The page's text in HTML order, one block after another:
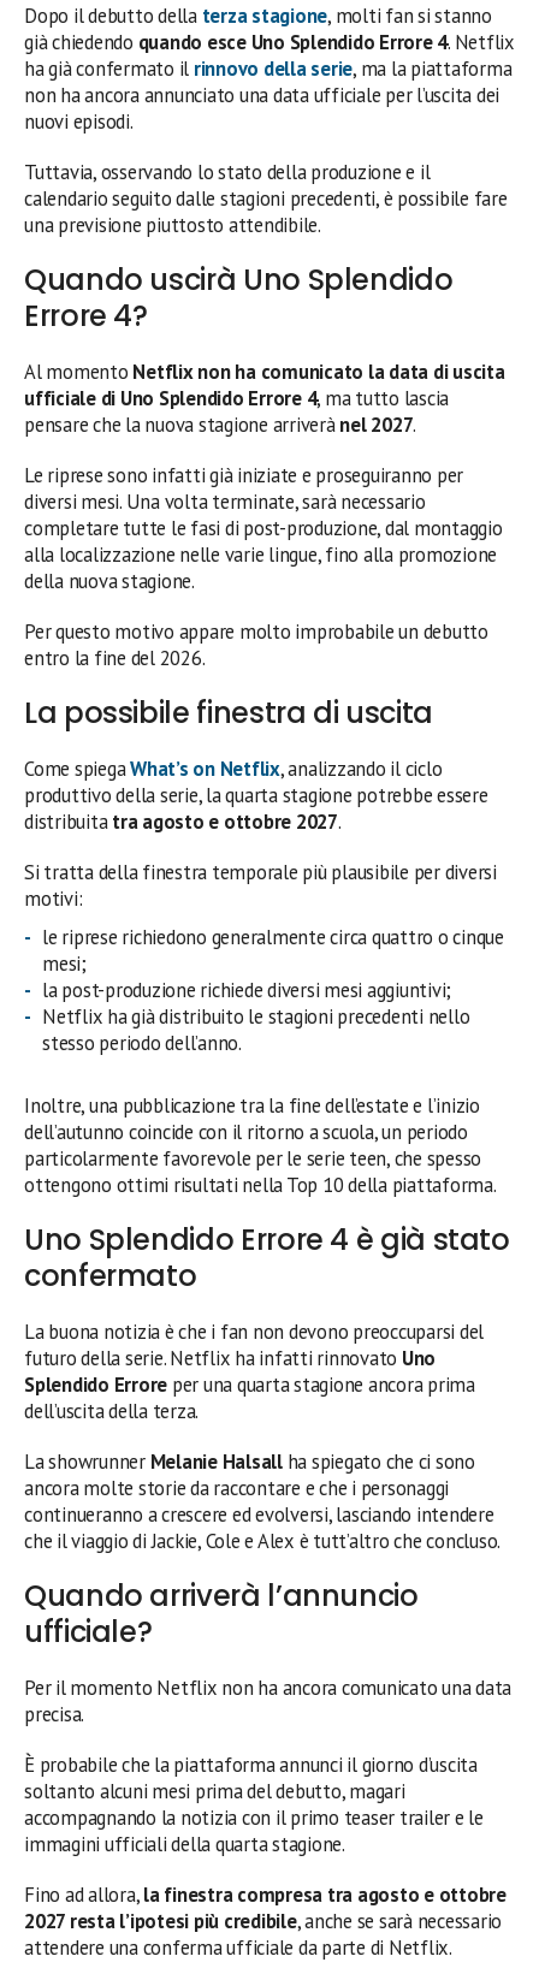
Dopo il debutto della terza stagione, molti fan si stanno
già chiedendo quando esce Uno Splendido Errore 4. Netflix
ha già confermato il rinnovo della serie, ma la piattaforma
non ha ancora annunciato una data ufficiale per l’uscita dei
nuovi episodi.
Tuttavia, osservando lo stato della produzione e il
calendario seguito dalle stagioni precedenti, è possibile fare
una previsione piuttosto attendibile.
Quando uscirà Uno Splendido
Errore 4?
Al momento Netflix non ha comunicato la data di uscita
ufficiale di Uno Splendido Errore 4, ma tutto lascia
pensare che la nuova stagione arriverànel 2027.
Le riprese sono infatti già iniziate e proseguiranno per
diversi mesi. Una volta terminate, sarà necessario
completare tutte le fasi di post-produzione, dal montaggio
alla localizzazione nelle varie lingue, fino alla promozione
della nuova stagione.
Per questo motivo appare molto improbabile un debutto
entro la fine del 2026.
La possibile finestra di uscita
Come spiegaWhat’s on Netflix, analizzando il ciclo
produttivo della serie, la quarta stagione potrebbe essere
distribuitatra agosto e ottobre 2027.
Si tratta della finestra temporale più plausibile per diversi
motivi:
le riprese richiedono generalmente circa quattro o cinque
mesi;
la post-produzione richiede diversi mesi aggiuntivi;
Netflix ha già distribuito le stagioni precedenti nello
stesso periodo dell’anno.
Inoltre, una pubblicazione tra la fine dell’estate e l’inizio
dell’autunno coincide con il ritorno a scuola, un periodo
particolarmente favorevole per le serie teen, che spesso
ottengono ottimi risultati nella Top 10 della piattaforma.
Uno Splendido Errore 4 è già stato
confermato
La buona notizia è che i fan non devono preoccuparsi del
futuro della serie. Netflix ha infatti rinnovato Uno
Splendido Errore per una quarta stagione ancora prima
dell’uscita della terza.
La showrunner Melanie Halsallha spiegato che ci sono
ancora molte storie da raccontare e che i personaggi
continueranno a crescere ed evolversi, lasciando intendere
che il viaggio di Jackie, Cole e Alex è tutt’altro che concluso.
Quando arriverà l’annuncio
ufficiale?
Per il momento Netflix non ha ancora comunicato una data
precisa.
È probabile che la piattaforma annunci il giorno d’uscita
soltanto alcuni mesi prima del debutto, magari
accompagnando la notizia con il primo teaser trailer e le
immagini ufficiali della quarta stagione.
Fino ad allora,la finestra compresa tra agosto e ottobre
2027 resta l’ipotesi più credibile, anche se sarà necessario
attendere una conferma ufficiale da parte di Netflix.